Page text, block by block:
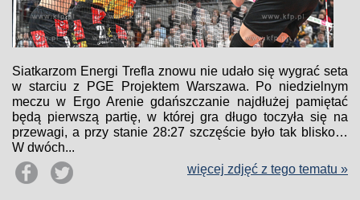
Siatkarzom Energi Trefla znowu nie udało się wygrać seta
w starciu z PGE Projektem Warszawa. Po niedzielnym
meczu w Ergo Arenie gdańszczanie najdłużej pamiętać
będą pierwszą partię, w której gra długo toczyła się na
przewagi, a przy stanie 28:27 szczęście było tak blisko…
W dwóch...
więcej zdjęć z tego tematu »